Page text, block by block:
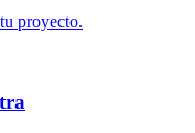
proyecto.